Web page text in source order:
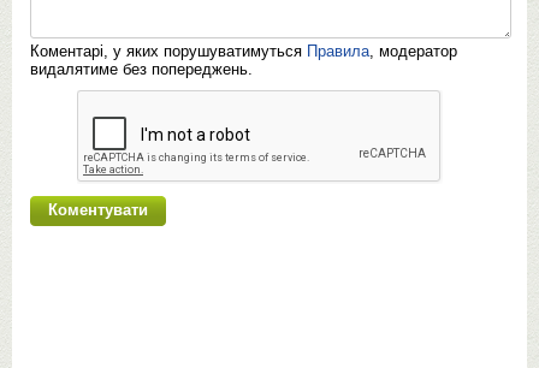
Коментарі, у яких порушуватимуться Правила, модератор
видалятиме без попереджень.